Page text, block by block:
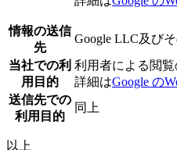
情報の送信
先
Google LLC及び
当社での利
用目的
利用者による閲覧
詳細はGoogle の
送信先での
利用目的
同上
以上